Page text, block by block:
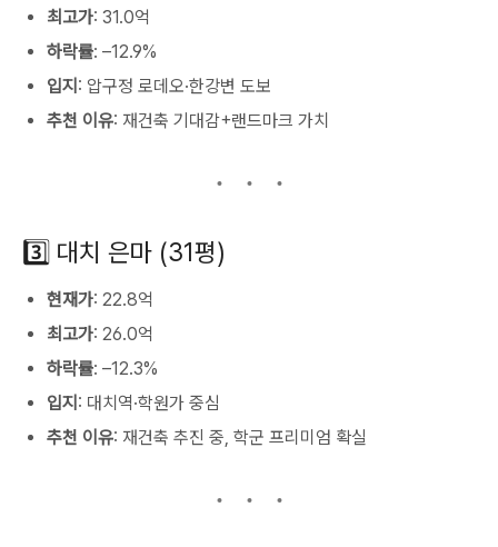
최고가: 31.0억
하락률: –12.9%
입지 : 압구정 로데오·한강변 도보
추천 이유: 재건축 기대감+랜드마크 가치
3️⃣ 대치 은마 (31평)
현재가: 22.8억
최고가: 26.0억
하락률: –12.3%
입지 : 대치역·학원가 중심
추천 이유: 재건축 추진 중, 학군 프리미엄 확실